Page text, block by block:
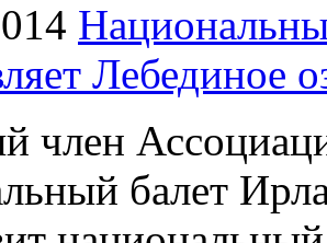
Лебединое
член
балет